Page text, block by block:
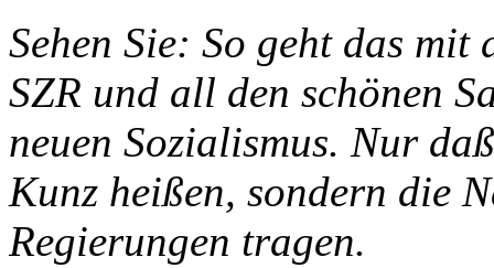
Sehen Sie: So geht das
SZR und all den schönen
neuen Sozialismus. Nur
Kunz heißen, sondern die
Regierungen tragen.